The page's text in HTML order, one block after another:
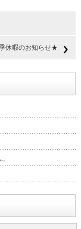
休暇のお知らせ★